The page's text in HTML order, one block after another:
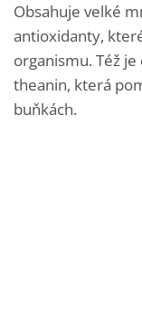
Obsahuje velké
antioxidanty,
organismu. Též
theanin, která
buňkách.